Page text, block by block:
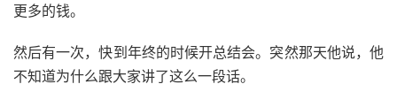
更多的钱。
然后有一次，快到年终的时候开总结会。突然那天他说，他
不知道为什么跟大家讲了这么一段话。